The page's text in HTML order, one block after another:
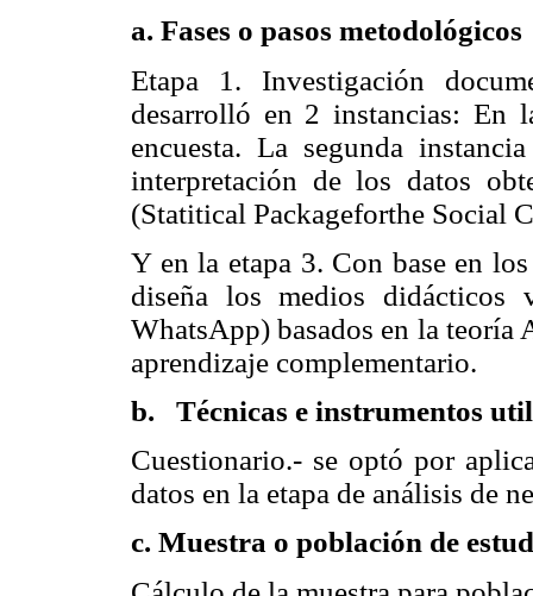
a. Fases o pasos metodológicos
Etapa 1. Investigación
desarrolló en 2 instancias: En
encuesta. La segunda
interpretación de los datos
(Statitical Packageforthe Social
Y en la etapa 3. Con base en
diseña los medios didácticos
WhatsApp) basados en la teoría
aprendizaje complementario.
b.
Técnicas e instrumentos
Cuestionario.- se optó por
datos en la etapa de análisis de
c. Muestra o población de